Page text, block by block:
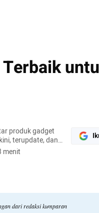
produk gadget
terupdate, dan
menit
dari redaksi kumparan